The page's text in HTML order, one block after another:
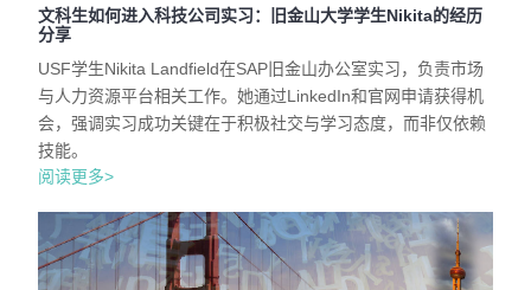
文科生如何进入科技公司实习：旧金山大学学生Nikita的经历
分享
USF学生Nikita Landfield在SAP旧金山办公室实习，负责市场
与人力资源平台相关工作。她通过LinkedIn和官网申请获得机
会，强调实习成功关键在于积极社交与学习态度，而非仅依赖
技能。
阅读更多>